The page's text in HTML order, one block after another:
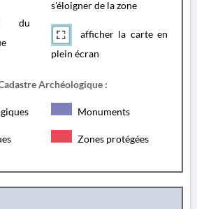
du
s'éloigner de la zone
afficher la carte en
plein écran
Archéologique :
Monuments
Zones protégées